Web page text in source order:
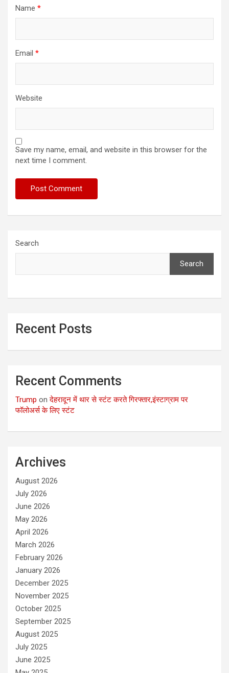
Name *
Email *
Website
Save my name, email, and website in this browser for the
next time I comment.
Search
Search
Recent Posts
Recent Comments
Trump onदेहरादून में थार से स्टंट करते गिरफ्तार,इंस्टाग्राम पर
फॉलोअर्स के लिए स्टंट
Archives
August 2026
July 2026
June 2026
May 2026
April 2026
March 2026
February 2026
January 2026
December 2025
November 2025
October 2025
September 2025
August 2025
July 2025
June 2025